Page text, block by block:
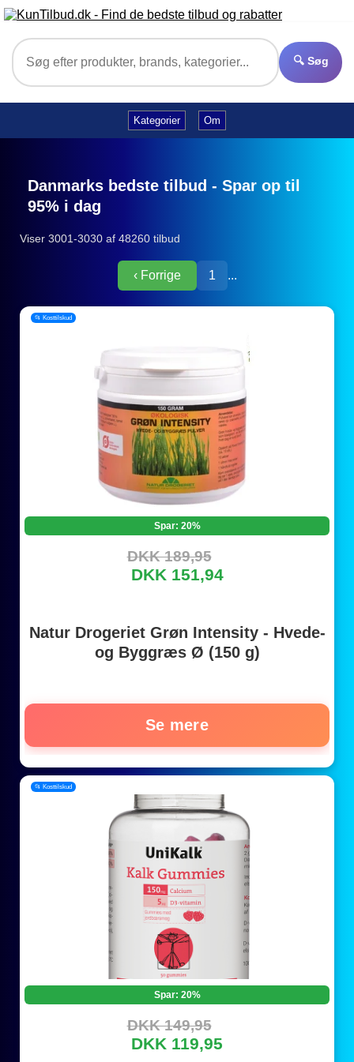
🔍 Søg
Kategorier Om
Danmarks bedste tilbud - Spar op til
95% i dag
Viser 3001-3030 af 48260 tilbud
‹ Forrige 1 ...
📂 Kosttilskud
Spar: 20%
DKK 189,95
DKK 151,94
Natur Drogeriet Grøn Intensity - Hvede-
og Byggræs Ø (150 g)
Se mere
📂 Kosttilskud
Spar: 20%
DKK 149,95
DKK 119,95